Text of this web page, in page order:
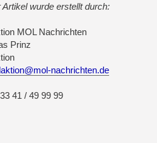
Artikel wurde erstellt durch:
MOL Nachrichten
Prinz
nachrichten.de
41 / 49 99 99